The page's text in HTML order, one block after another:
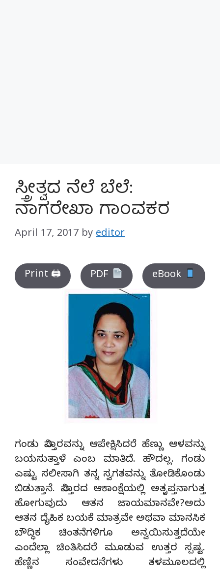
ಸ್ತ್ರೀತ್ವದ ನೆಲೆ ಬೆಲೆ:
ನಾಗರೇಖಾ ಗಾಂವಕರ
April 17, 2017 by editor
Print 🖨 PDF eBook
ಗಂಡು ವಿಸ್ತಾರವನ್ನು ಆಪೇಕ್ಷಿಸಿದರೆ ಹೆಣ್ಣು ಆಳವನ್ನು
ಬಯಸುತ್ತಾಳೆ ಎಂಬ ಮಾತಿದೆ. ಹೌದಲ್ಲ. ಗಂಡು
ಎಷ್ಟು ಸಲೀಸಾಗಿ ತನ್ನ ಸ್ವಗತವನ್ನು ತೋಡಿಕೊಂಡು
ಬಿಡುತ್ತಾನೆ. ವಿಸ್ತಾರದ ಆಕಾಂಕ್ಷೆಯಲ್ಲಿ ಅತೃಪ್ತನಾಗುತ್ತ
ಹೋಗುವುದು ಆತನ ಜಾಯಮಾನವೇ?ಅದು
ಆತನ ದೈಹಿಕ ಬಯಕೆ ಮಾತ್ರವೇ ಅಥವಾ ಮಾನಸಿಕ
ಬೌದ್ಧಿಕ ಚಿಂತನೆಗಳಿಗೂ ಅನ್ವಯಿಸುತ್ತದೆಯೇ
ಎಂದೆಲ್ಲಾ ಚಿಂತಿಸಿದರೆ ಮೂಡುವ ಉತ್ತರ ಸ್ಪಷ್ಟ.
ಹೆಣ್ಣಿನ ಸಂವೇದನೆಗಳು ತಳಮೂಲದಲ್ಲಿ